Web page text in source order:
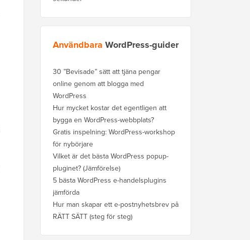
Användbara WordPress-guider
30 ”Bevisade” sätt att tjäna pengar
online genom att blogga med
WordPress
Hur mycket kostar det egentligen att
bygga en WordPress-webbplats?
Gratis inspelning: WordPress-workshop
för nybörjare
Vilket är det bästa WordPress popup-
pluginet? (Jämförelse)
5 bästa WordPress e-handelsplugins
jämförda
Hur man skapar ett e-postnyhetsbrev på
RÄTT SÄTT (steg för steg)